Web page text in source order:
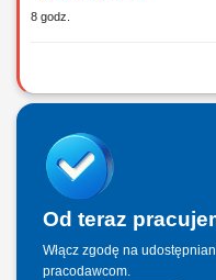
8 godz.
Opis stanowiska: planowanie
negocjowanie stawek i
terminowością dostaw oraz
prowadzenie dokumentacji
Od teraz
Włącz zgodę na
pracodawcom.